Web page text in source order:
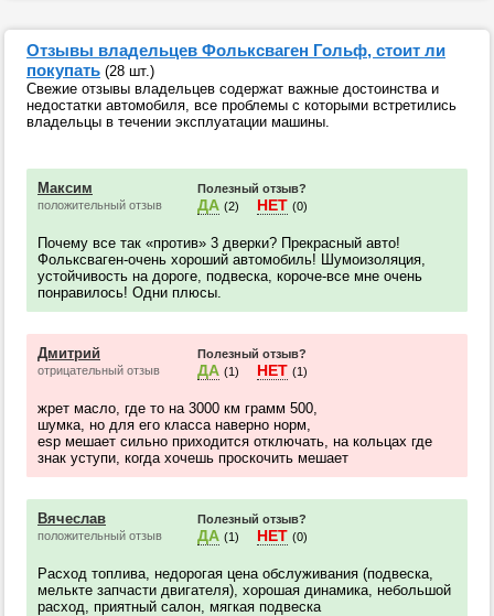
Отзывы владельцев Фольксваген Гольф, стоит ли
покупать (28 шт.)
Свежие отзывы владельцев содержат важные достоинства и
недостатки автомобиля, все проблемы с которыми встретились
владельцы в течении эксплуатации машины.
Максим
положительный отзыв
Полезный отзыв?
ДА (2) НЕТ (0)
Почему все так «против» 3 дверки? Прекрасный авто!
Фольксваген-очень хороший автомобиль! Шумоизоляция,
устойчивость на дороге, подвеска, короче-все мне очень
понравилось! Одни плюсы.
Дмитрий
отрицательный отзыв
Полезный отзыв?
ДА (1) НЕТ (1)
жрет масло, где то на 3000 км грамм 500,
шумка, но для его класса наверно норм,
esp мешает сильно приходится отключать, на кольцах где
знак уступи, когда хочешь проскочить мешает
Вячеслав
положительный отзыв
Полезный отзыв?
ДА (1) НЕТ (0)
Расход топлива, недорогая цена обслуживания (подвеска,
мелькте запчасти двигателя), хорошая динамика, небольшой
расход, приятный салон, мягкая подвеска